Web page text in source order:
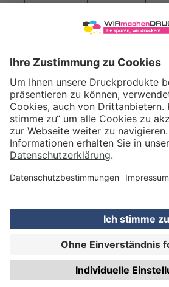
VERSAND
WIRmachenDRUCK GmbH
Illerstraße 15